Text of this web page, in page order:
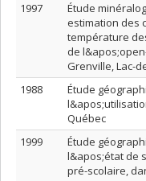
1997
Étude
estimation des
température
de
Grenville, Lac-
1988
Étude
Québec
1999
Étude
l&apos;état de
pré-scolaire,